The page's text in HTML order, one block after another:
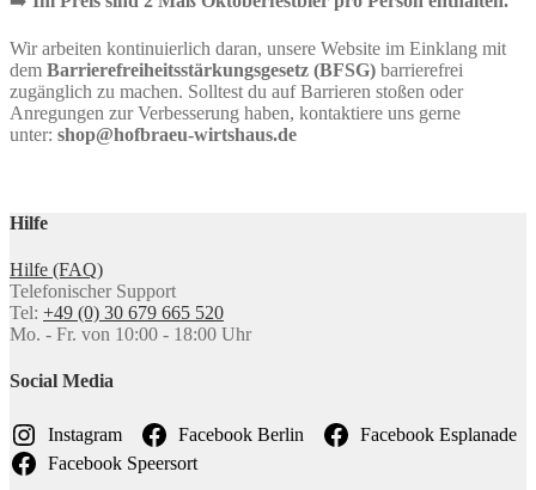
Wir arbeiten kontinuierlich daran, unsere Website im Einklang mit
dem Barrierefreiheitsstärkungsgesetz (BFSG) barrierefrei
zugänglich zu machen. Solltest du auf Barrieren stoßen oder
Anregungen zur Verbesserung haben, kontaktiere uns gerne
unter: shop@hofbraeu-wirtshaus.de
Hilfe
Hilfe (FAQ)
Telefonischer Support
Tel: +49 (0) 30 679 665 520
Mo. - Fr. von 10:00 - 18:00 Uhr
Social Media
Instagram Facebook Berlin
Facebook Esplanade
Facebook Speersort